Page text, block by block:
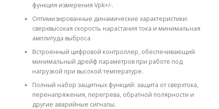
функция измерения Vpk+/-.
Оптимизированные динамические характеристики:
сверхвысокая скорость нарастания тока и минимальная
амплитуда выброса.
Встроенный цифровой контроллер, обеспечивающий
минимальный дрейф параметров при работе под
нагрузкой при высокой температуре.
Полный набор защитных функций: защита от сверхтока,
перенапряжения, перегрева, обратной полярности и
другие аварийные сигналы.